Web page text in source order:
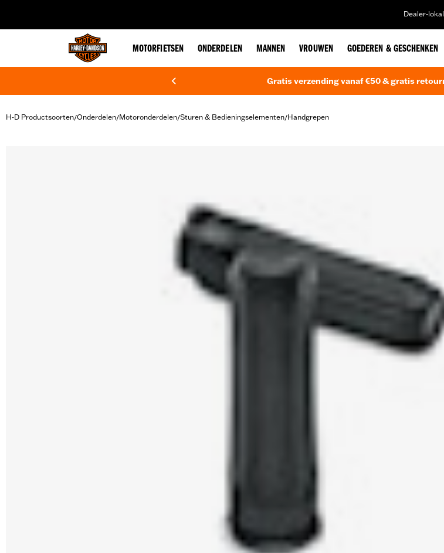
Dealer-
MOTORFIETSEN ONDERDELEN MANNEN VROUWEN GOEDEREN & GESCHENKEN
Gratis verzending vanaf €50 & gratis
H-D Productsoorten/Onderdelen/Motoronderdelen/Sturen & Bedieningselementen/Handgrepen